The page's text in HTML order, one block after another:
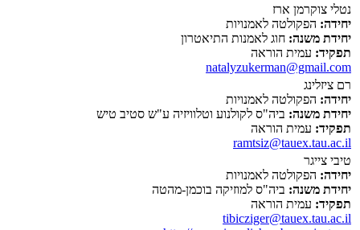
נטלי צוקרמן ארז
יחידה: הפקולטה לאמנויות
יחידת משנה: חוג לאמנות התיאטרון
תפקיד: עמית הוראה
natalyzukerman@gmail.com
רם ציזלינג
יחידה: הפקולטה לאמנויות
יחידת משנה: ביה"ס לקולנוע וטלוויזיה ע"ש סטיב טיש
תפקיד: עמית הוראה
ramtsiz@tauex.tau.ac.il
טיבי צייגר
יחידה: הפקולטה לאמנויות
יחידת משנה: ביה"ס למוזיקה בוכמן-מהטה
תפקיד: עמית הוראה
tibicziger@tauex.tau.ac.il